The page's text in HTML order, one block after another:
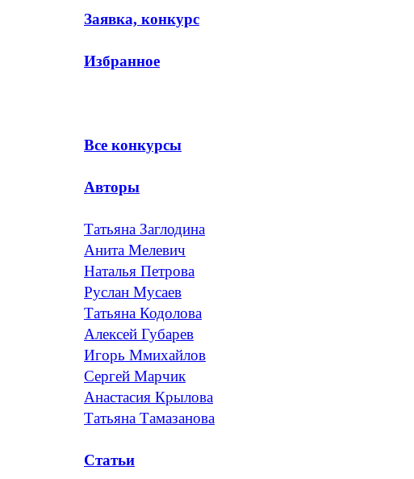
Заявка, конкурс
Избранное
Все конкурсы
Авторы
Татьяна Заглодина
Анита Мелевич
Наталья Петрова
Руслан Мусаев
Татьяна Кодолова
Алексей Губарев
Игорь Ммихайлов
Сергей Марчик
Анастасия Крылова
Татьяна Тамазанова
Статьи